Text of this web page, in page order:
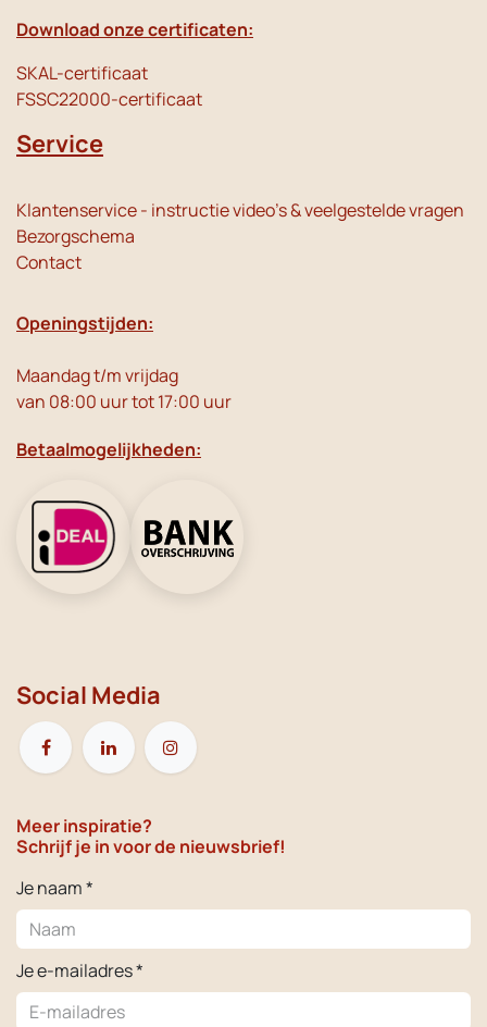
Download onze certificaten:
SKAL-certificaat
FSSC22000-certificaat
Service
Klantenservice - instructie video's & veelgestelde vragen
Bezorgschema
Contact
Openingstijden:
Maandag t/m vrijdag
van 08:00 uur tot 17:00 uur
Betaalmogelijkheden:
Social Media
Meer inspiratie?
Schrijf je in voor de nieuwsbrief!
Je naam *
Je e-mailadres *